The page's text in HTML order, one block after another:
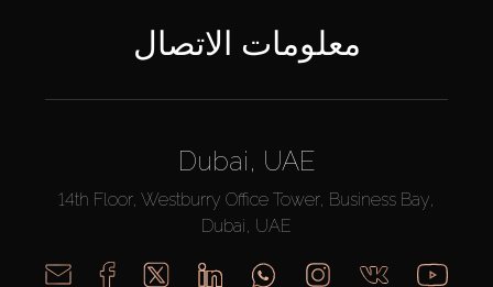
معلومات الاتصال
Dubai, UAE
14th Floor, Westburry Office Tower, Business Bay,
Dubai, UAE